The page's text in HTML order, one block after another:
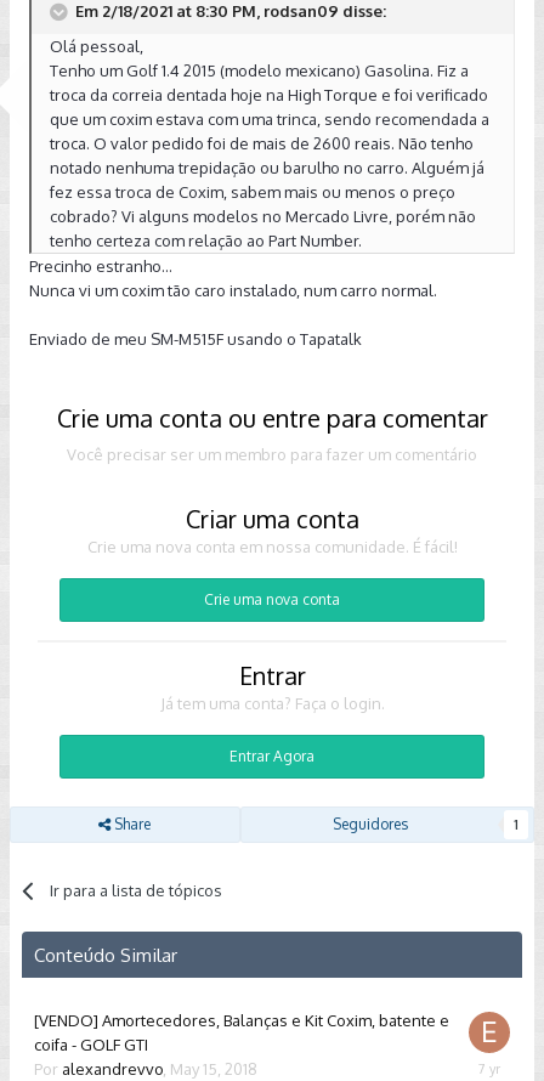
Em 2/18/2021 at 8:30 PM, rodsan09 disse:
Olá pessoal,
Tenho um Golf 1.4 2015 (modelo mexicano) Gasolina. Fiz a
troca da correia dentada hoje na High Torque e foi verificado
que um coxim estava com uma trinca, sendo recomendada a
troca. O valor pedido foi de mais de 2600 reais. Não tenho
notado nenhuma trepidação ou barulho no carro. Alguém já
fez essa troca de Coxim, sabem mais ou menos o preço
cobrado? Vi alguns modelos no Mercado Livre, porém não
tenho certeza com relação ao Part Number.
Precinho estranho...
Nunca vi um coxim tão caro instalado, num carro normal.
Enviado de meu SM-M515F usando o Tapatalk
Crie uma conta ou entre para comentar
Você precisar ser um membro para fazer um comentário
Criar uma conta
Crie uma nova conta em nossa comunidade. É fácil!
Crie uma nova conta
Entrar
Já tem uma conta? Faça o login.
Entrar Agora
Share Seguidores 1
Ir para a lista de tópicos
Conteúdo Similar
[VENDO] Amortecedores, Balanças e Kit Coxim, batente e
coifa - GOLF GTI
Por alexandrevvo May 15, 2018 February